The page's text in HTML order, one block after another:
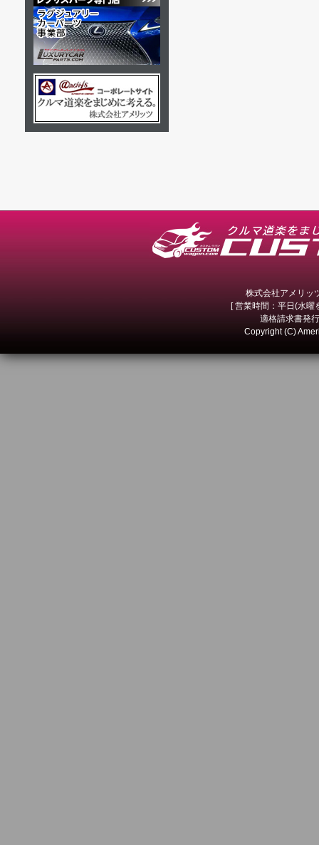
株式会社アメリ
[ 営業時間：平日(水
適格請求書発
Copyright (C)